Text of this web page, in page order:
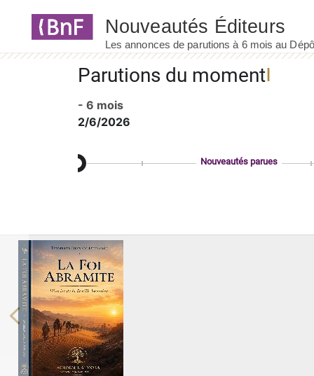
Parutions du moment
- 6 mois
2/6/2026
Nouveautés parues
Previous